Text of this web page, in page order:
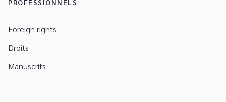
PROFESSIONNELS
Foreign rights
Droits
Manuscrits